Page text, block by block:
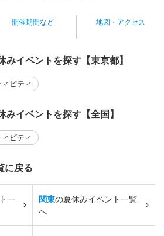
開催期間など 地図・アクセス
みイベントを探す【東京都】
ビティ
みイベントを探す【全国】
ビティ
に戻る
一
関東の夏休みイベント一覧
へ